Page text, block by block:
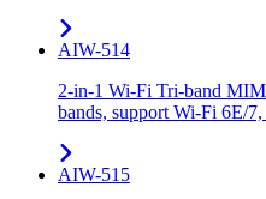
AIW-514
2-in-1 Wi-Fi Tri-band
bands, support Wi-Fi 6E/
AIW-515